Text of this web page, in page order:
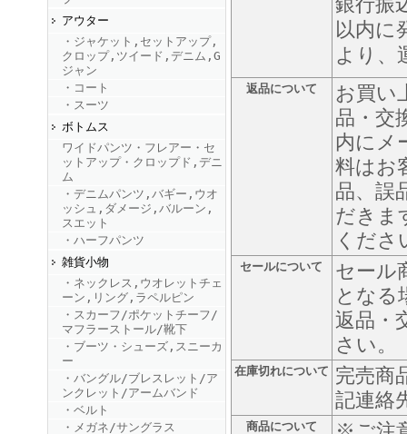
FINEBOYS2025年9月号
FINEBOYS2025年8月号
FINEBOYS2025年7月号
アウター
・ジャケット,セットアップ,
クロップ,ツイード,デニム,G
ジャン
・コート
・スーツ
ボトムス
ワイドパンツ・フレアー・セ
ットアップ・クロップド,デニ
ム
・デニムパンツ,バギー,ウオ
ッシュ,ダメージ,バルーン,
スエット
・ハーフパンツ
雑貨小物
・ネックレス,ウオレットチェ
ーン,リング,ラペルピン
・スカーフ/ポケットチーフ/
マフラーストール/靴下
・ブーツ・シューズ,スニーカ
ー
・バングル/ブレスレット/ア
ンクレット/アームバンド
・ベルト
・メガネ/サングラス
以内に
より、
返品について
お買い
品・交
内にメ
料はお
品、誤
だきま
くださ
セールについて
セール
となる
返品・
さい。
在庫切れについて 完売商
記連絡
商品について